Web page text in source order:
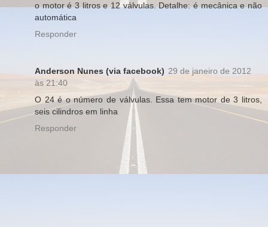
o motor é 3 litros e 12 válvulas. Detalhe: é mecânica e não
automática
Responder
Anderson Nunes (via facebook) 29 de janeiro de 2012
às 21:40
O 24 é o número de válvulas. Essa tem motor de 3 litros,
seis cilindros em linha
Responder